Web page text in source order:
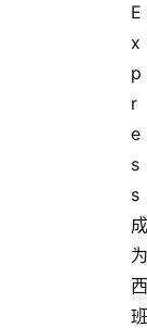
E
x
p
r
e
s
s
成
为
西
班